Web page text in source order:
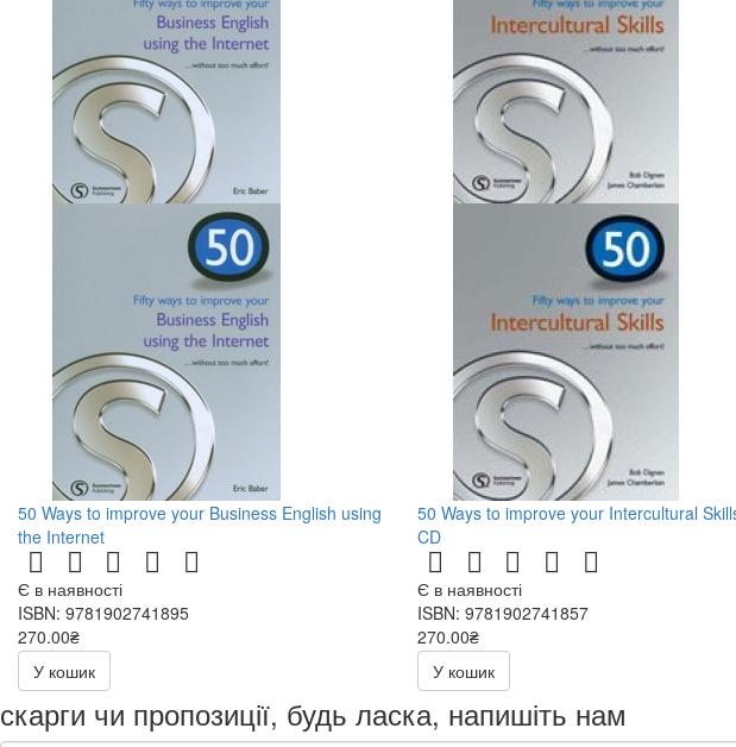
50 Ways to improve your Business English using
the Internet
Є в наявності
ISBN: 9781902741895
270.00₴
540.00₴
У кошик
50 Ways to improve your Intercultural
CD
Є в наявності
ISBN: 9781902741857
270.00₴
540.00₴
У кошик
скарги чи пропозиції, будь ласка, напишіть нам